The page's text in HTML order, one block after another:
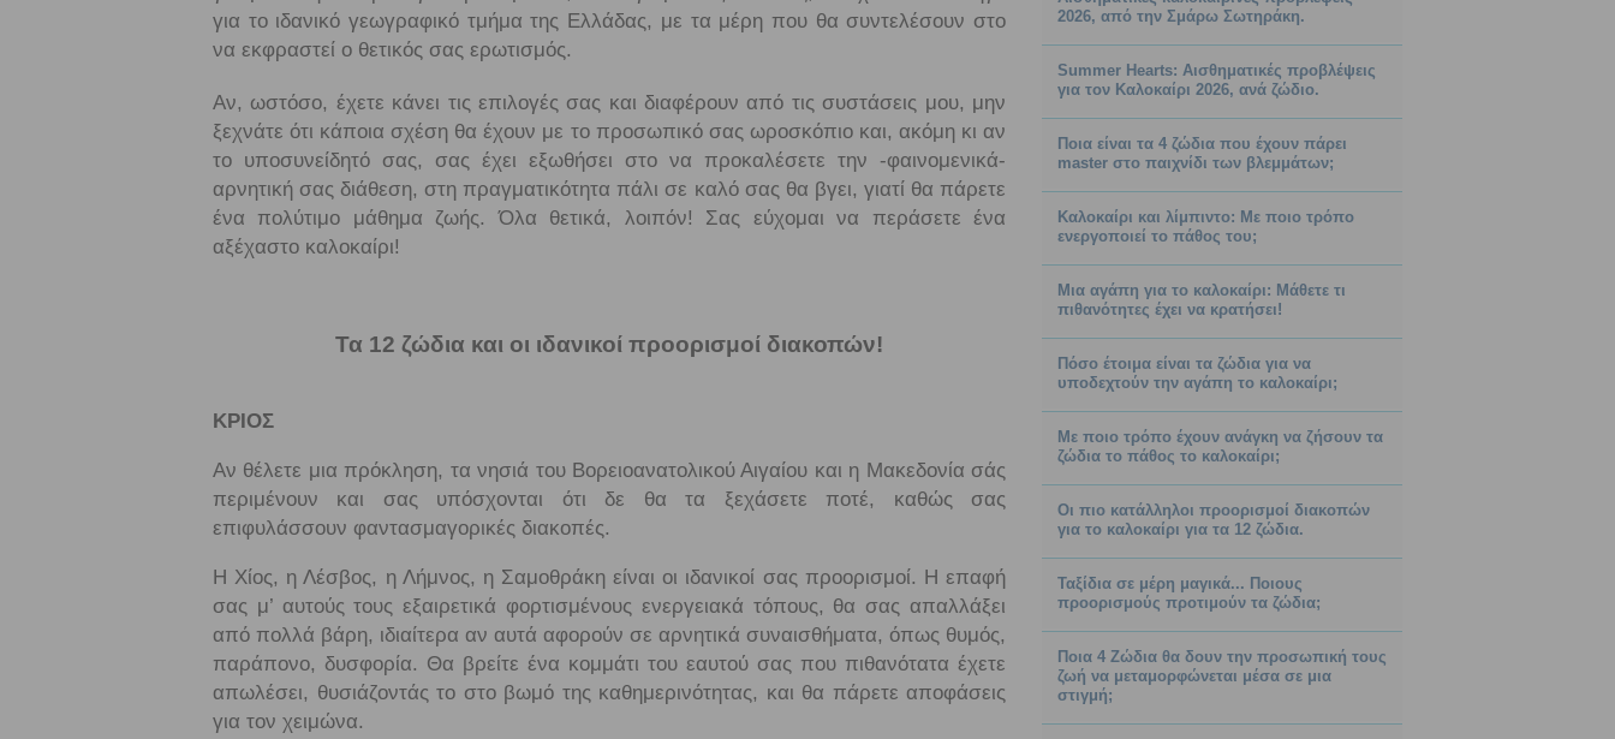
για το ιδανικό γεωγραφικό τμήμα της Ελλάδας, με τα μέρη που θα συντελέσουν στο
να εκφραστεί ο θετικός σας ερωτισμός.
Αν, ωστόσο, έχετε κάνει τις επιλογές σας και διαφέρουν από τις συστάσεις μου, μην
ξεχνάτε ότι κάποια σχέση θα έχουν με το προσωπικό σας ωροσκόπιο και, ακόμη κι αν
το υποσυνείδητό σας, σας έχει εξωθήσει στο να προκαλέσετε την -φαινομενικά-
αρνητική σας διάθεση, στη πραγματικότητα πάλι σε καλό σας θα βγει, γιατί θα πάρετε
ένα πολύτιμο μάθημα ζωής. Όλα θετικά, λοιπόν! Σας εύχομαι να περάσετε ένα
αξέχαστο καλοκαίρι!
Τα 12 ζώδια και οι ιδανικοί προορισμοί διακοπών!
ΚΡΙΟΣ
Αν θέλετε μια πρόκληση, τα νησιά του Βορειοανατολικού Αιγαίου και η Μακεδονία σάς
περιμένουν και σας υπόσχονται ότι δε θα τα ξεχάσετε ποτέ, καθώς σας
επιφυλάσσουν φαντασμαγορικές διακοπές.
Η Χίος, η Λέσβος, η Λήμνος, η Σαμοθράκη είναι οι ιδανικοί σας προορισμοί. Η επαφή
σας μ’ αυτούς τους εξαιρετικά φορτισμένους ενεργειακά τόπους, θα σας απαλλάξει
από πολλά βάρη, ιδιαίτερα αν αυτά αφορούν σε αρνητικά συναισθήματα, όπως θυμός,
παράπονο, δυσφορία. Θα βρείτε ένα κομμάτι του εαυτού σας που πιθανότατα έχετε
απωλέσει, θυσιάζοντάς το στο βωμό της καθημερινότητας, και θα πάρετε αποφάσεις
για τον χειμώνα.
2026, από την Σμάρω Σωτηράκη.
Summer Hearts: Αισθηματικές προβλέψεις
για τον Καλοκαίρι 2026, ανά ζώδιο.
Ποια είναι τα 4 ζώδια που έχουν πάρει
master στο παιχνίδι των βλεμμάτων;
Καλοκαίρι και λίμπιντο: Με ποιο τρόπο
ενεργοποιεί το πάθος του;
Μια αγάπη για το καλοκαίρι: Μάθετε τι
πιθανότητες έχει να κρατήσει!
Πόσο έτοιμα είναι τα ζώδια για να
υποδεχτούν την αγάπη το καλοκαίρι;
Με ποιο τρόπο έχουν ανάγκη να ζήσουν τα
ζώδια το πάθος το καλοκαίρι;
Οι πιο κατάλληλοι προορισμοί διακοπών
για το καλοκαίρι για τα 12 ζώδια.
Ταξίδια σε μέρη μαγικά... Ποιους
προορισμούς προτιμούν τα ζώδια;
Ποια 4 Ζώδια θα δουν την προσωπική τους
ζωή να μεταμορφώνεται μέσα σε μια
στιγμή;